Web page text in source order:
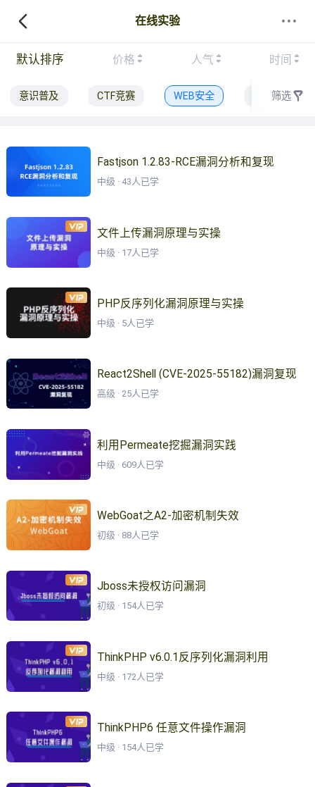
在线实验
默认排序 价格 人气 时间
意识普及 CTF竞赛 WEB安全 密码学应用
筛选
Fastjson 1.2.83-RCE漏洞分析和复现
中级 · 43人已学
文件上传漏洞原理与实操
中级 · 17人已学
PHP反序列化漏洞原理与实操
中级 · 5人已学
React2Shell (CVE-2025-55182)漏洞复现
高级 · 25人已学
利用Permeate挖掘漏洞实践
中级 · 609人已学
WebGoat之A2-加密机制失效
初级 · 88人已学
Jboss未授权访问漏洞
初级 · 154人已学
ThinkPHP v6.0.1反序列化漏洞利用
中级 · 172人已学
ThinkPHP6 任意文件操作漏洞
中级 · 154人已学